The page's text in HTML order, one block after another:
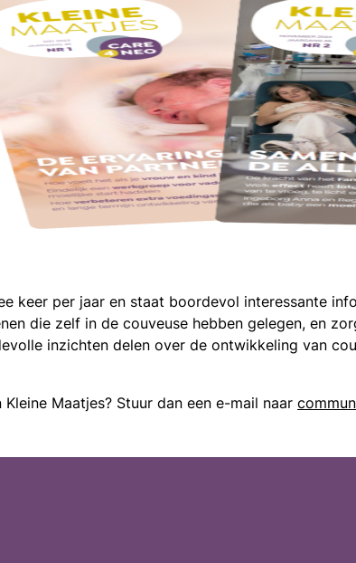
keer per jaar en staat boordevol interessante
die zelf in de couveuse hebben gelegen, en
inzichten delen over de ontwikkeling van
Maatjes? Stuur dan een e-mail naar